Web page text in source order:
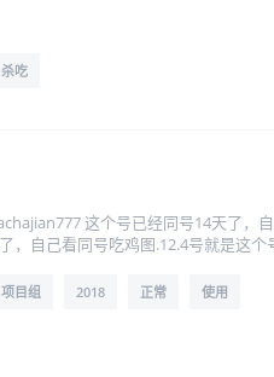
杀吃
这个号已经同号14天了，
自己看同号吃鸡图.12.4号就是这个
项目组 2018 正常 使用